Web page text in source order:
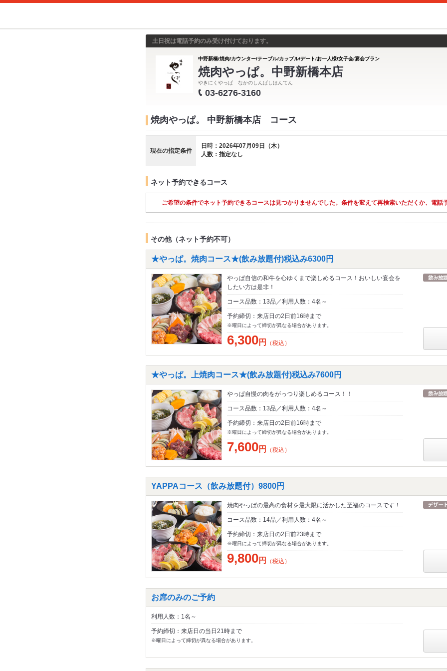
土日祝は電話予約のみ受け付けております。
中野新橋/焼肉/カウンター/テーブル/カップル/デート/お一人様/女子会/宴会プラン
焼肉やっぱ。中野新橋本店
やきにくやっぱ なかのしんばしほんてん
03-6276-3160
焼肉やっぱ。 中野新橋本店 コース
現在の指定条件
日時：2026年07月09日（木）
人数：指定なし
ネット予約できるコース
ご希望の条件でネット予約できるコースは見つかりませんでした。条件を変えて再検索いただくか、電話
その他（ネット予約不可）
★やっぱ。焼肉コース★(飲み放題付)税込み6300円
やっぱ自信の和牛を心ゆくまで楽しめるコース！おいしい宴会を
したい方は是非！
コース品数：13品／利用人数：4名～
予約締切：来店日の2日前16時まで
※曜日によって締切が異なる場合があります。
6,300円 （税込）
★やっぱ。上焼肉コース★(飲み放題付)税込み7600円
やっぱ自慢の肉をがっつり楽しめるコース！！
コース品数：13品／利用人数：4名～
予約締切：来店日の2日前16時まで
※曜日によって締切が異なる場合があります。
7,600円 （税込）
YAPPAコース（飲み放題付）9800円
焼肉やっぱの最高の食材を最大限に活かした至福のコースです！
コース品数：14品／利用人数：4名～
予約締切：来店日の2日前23時まで
※曜日によって締切が異なる場合があります。
9,800円 （税込）
お席のみのご予約
利用人数：1名～
予約締切：来店日の当日21時まで
※曜日によって締切が異なる場合があります。